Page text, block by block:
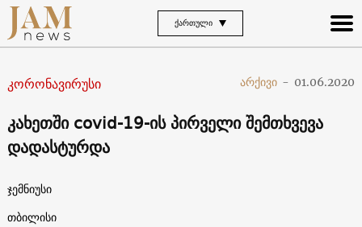
ᲥᲐᲠᲗᲣᲚᲘ
კორონავირუსი არქივი - 01.06.2020
კახეთში covid-19-ის პირველი შემთხვევა
დადასტურდა
ჯემნიუსი
თბილისი